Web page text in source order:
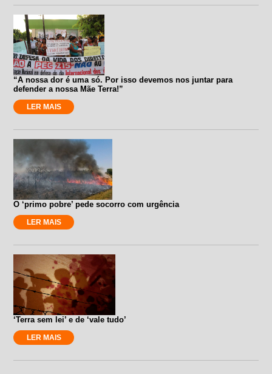
“A nossa dor é uma só. Por isso devemos nos juntar para
defender a nossa Mãe Terra!”
LER MAIS
O ‘primo pobre’ pede socorro com urgência
LER MAIS
‘Terra sem lei’ e de ‘vale tudo’
LER MAIS